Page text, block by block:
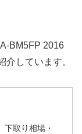
BM5FP 2016
しています。
取り相場・